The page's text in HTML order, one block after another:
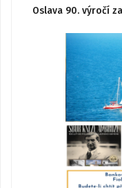
Oslava 90. výročí